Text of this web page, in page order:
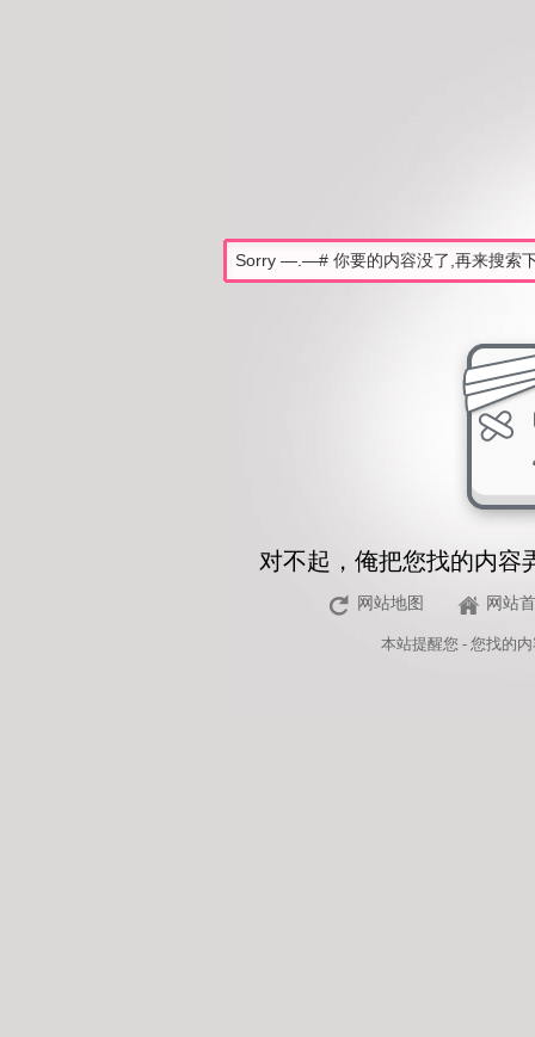
对不起，俺把您找的内容
网站地图 网站
本站提醒您 - 您找的